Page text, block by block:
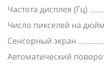
Частота дисплея (Гц)
Число пикселей на дюйм
Сенсорный экран
Автоматический